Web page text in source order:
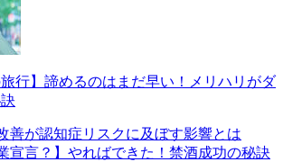
旅行】諦めるのはまだ早い！メリハリがダ
善が認知症リスクに及ぼす影響とは
宣言？】やればできた！禁酒成功の秘訣